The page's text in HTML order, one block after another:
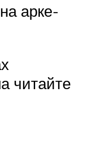
арке-
читайте